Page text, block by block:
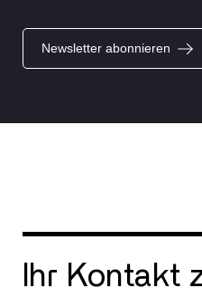
Newsletter abonnieren
Ihr Kontakt